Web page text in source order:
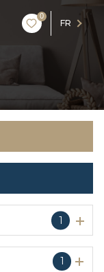
0
FR
1
1